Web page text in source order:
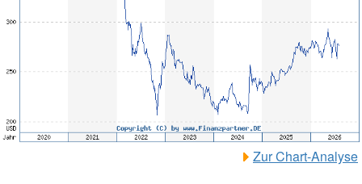
Zur Chart-Analyse